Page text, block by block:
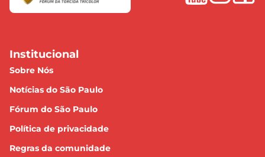
Institucional
Sobre Nós
Notícias do São Paulo
Fórum do São Paulo
Política de privacidade
Regras da comunidade